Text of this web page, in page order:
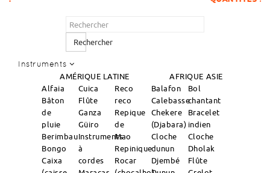
Rechercher
Instruments
AMÉRIQUE LATINE AFRIQUE ASIE
Alfaia
Bâton
de
pluie
Berimbau
Bongo
Caixa
Cuica
Flûte
Ganza
Güiro
Instruments
à
cordes
Reco
reco
Repique
de
Mao
Repinique
Rocar
Balafon
Calebasse
Chekere
(Djabara)
Cloche
dunun
Djembé
Bol
chantant
Bracelet
indien
Cloche
Dholak
Flûte